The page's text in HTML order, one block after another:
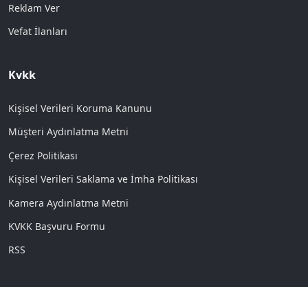
Reklam Ver
Vefat İlanları
Kvkk
Kişisel Verileri Koruma Kanunu
Müşteri Aydınlatma Metni
Çerez Politikası
Kişisel Verileri Saklama ve İmha Politikası
Kamera Aydınlatma Metni
KVKK Başvuru Formu
RSS